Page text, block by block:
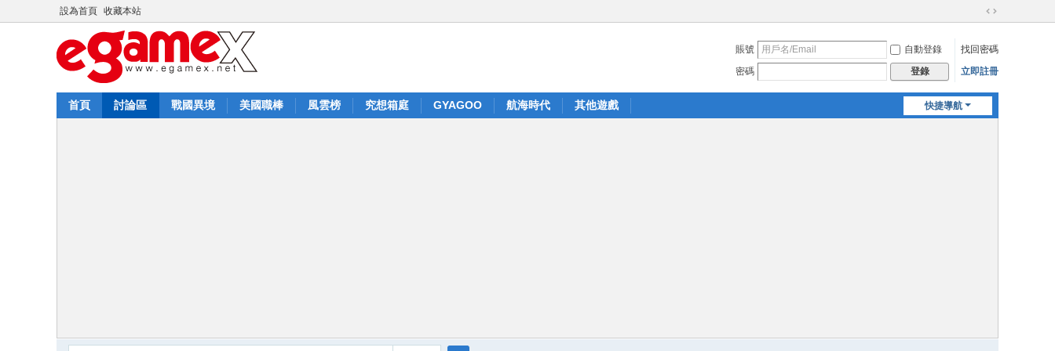
設為首頁 收藏本站
切
到
寬
賬號 自動登錄
找回密碼
密碼
登錄 立即註冊
快捷導航
首頁 討論區 戰國異境 美國職棒 風雲榜 究想箱庭 GYAGOO 航海時代 其他遊戲